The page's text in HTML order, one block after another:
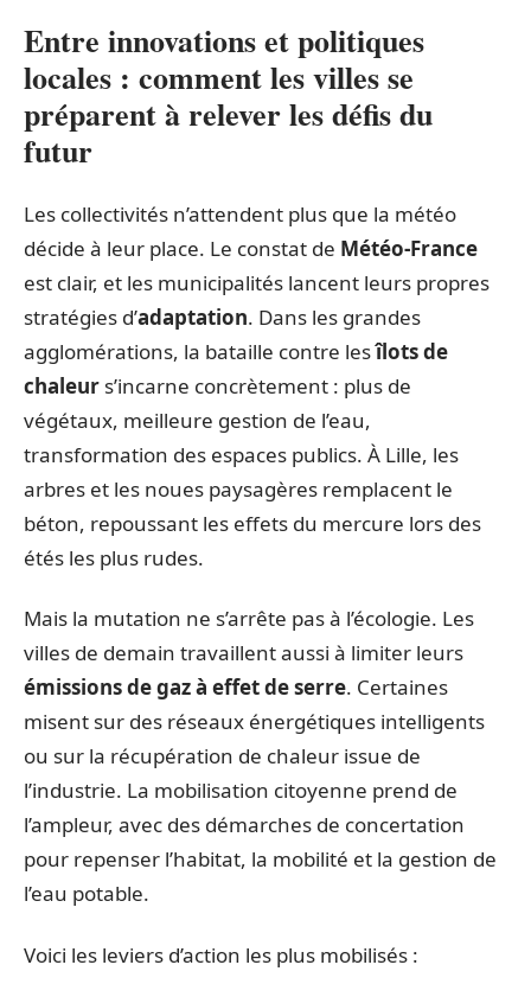
Entre innovations et politiques
locales : comment les villes se
préparent à relever les défis du
futur
Les collectivités n’attendent plus que la météo
décide à leur place. Le constat de Météo-France
est clair, et les municipalités lancent leurs propres
stratégies d’adaptation. Dans les grandes
agglomérations, la bataille contre lesîlots de
chaleur s’incarne concrètement : plus de
végétaux, meilleure gestion de l’eau,
transformation des espaces publics. À Lille, les
arbres et les noues paysagères remplacent le
béton, repoussant les effets du mercure lors des
étés les plus rudes.
Mais la mutation ne s’arrête pas à l’écologie. Les
villes de demain travaillent aussi à limiter leurs
émissions de gaz à effet de serre. Certaines
misent sur des réseaux énergétiques intelligents
ou sur la récupération de chaleur issue de
l’industrie. La mobilisation citoyenne prend de
l’ampleur, avec des démarches de concertation
pour repenser l’habitat, la mobilité et la gestion de
l’eau potable.
Voici les leviers d’action les plus mobilisés :